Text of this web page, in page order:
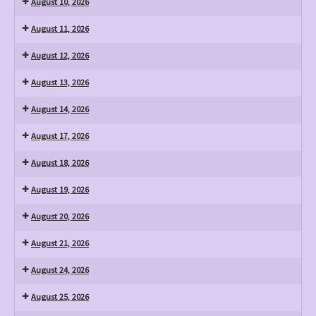
Gewalt
Frauen
August 11, 2026
August 12, 2026
August 13, 2026
August 14, 2026
August 17, 2026
August 18, 2026
August 19, 2026
August 20, 2026
August 21, 2026
August 24, 2026
August 25, 2026